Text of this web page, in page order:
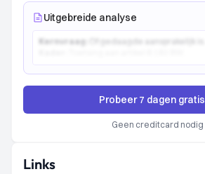
Uitgebreide analyse
Kernvraag:
Probeer 7 dagen gratis
Geen creditcard nodig
Links